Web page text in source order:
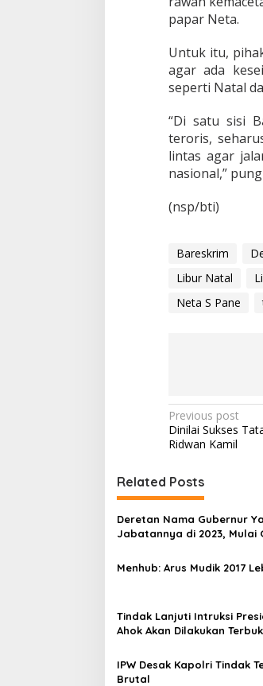
papar Neta.
Untuk itu,
agar ada
seperti Natal
“Di satu sisi
teroris,
lintas agar
nasional,”
(nsp/bti)
Bareskrim
Libur Natal
Neta S Pane
P
o
t
n
a
i
a
t
i
Previous post
Dinilai Sukses
Ridwan Kamil
Related Posts
Deretan Nama Gubernur
Jabatannya di 2023, Mulai
Menhub: Arus Mudik 2017
Tindak Lanjuti Intruksi
Ahok Akan Dilakukan
IPW Desak Kapolri Tindak
Brutal